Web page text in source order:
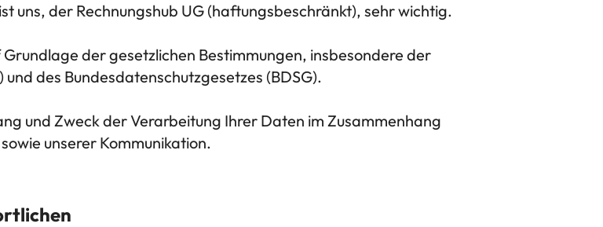
uns, der Rechnungshub UG (haftungsbeschränkt), sehr wichtig.
der gesetzlichen Bestimmungen, insbesondere der
des Bundesdatenschutzgesetzes (BDSG).
und Zweck der Verarbeitung Ihrer Daten im Zusammenhang
unserer Kommunikation.